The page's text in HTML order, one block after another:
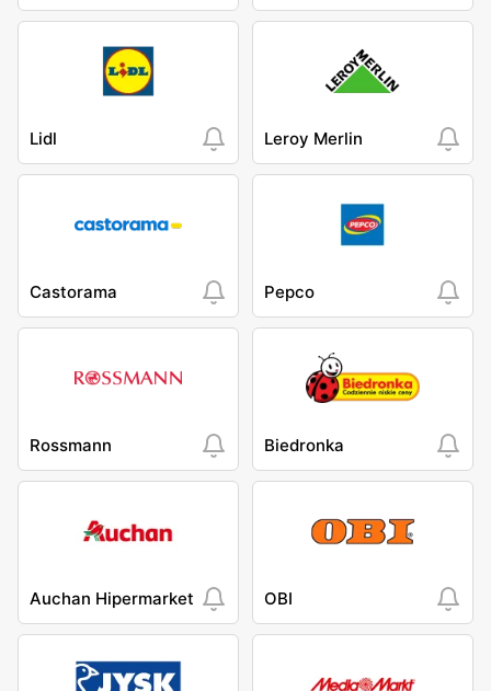
Lidl Leroy Merlin
Castorama Pepco
Rossmann Biedronka
Auchan Hipermarket OBI